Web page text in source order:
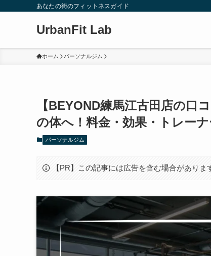
あなたの街のフィットネスガイド
UrbanFit Lab
ホーム パーソナルジム
【BEYOND練馬江古田店の口
の体へ！料金・効果・トレー
パーソナルジム
【PR】この記事には広告を含む場合がありま